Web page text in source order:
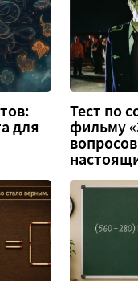
для
Тест по
фильму